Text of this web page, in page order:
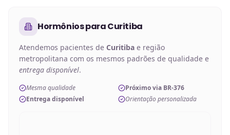
HormôniosparaCuritiba
Atendemos pacientes de Curitiba e região
metropolitana com os mesmos padrões de qualidade e
entrega disponível.
Mesma qualidade
Próximo via BR-376
Entrega disponível
Orientação personalizada